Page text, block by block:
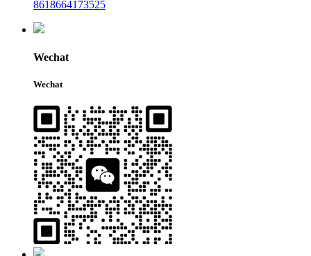
8618664173525
Wechat
Wechat